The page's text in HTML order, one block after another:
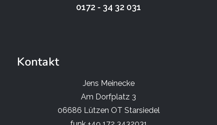
0172 - 34 32 031
Kontakt
Jens Meinecke
Am Dorfplatz 3
06686 Lützen OT Starsiedel